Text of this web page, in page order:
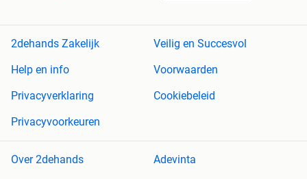
2dehands Zakelijk
Veilig en Succesvol
Help en info
Voorwaarden
Privacyverklaring
Cookiebeleid
Privacyvoorkeuren
Over 2dehands
Adevinta